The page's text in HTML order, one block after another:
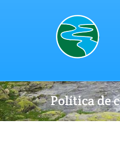
Política de